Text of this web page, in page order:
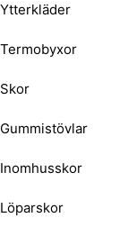
Ytterkläder
Termobyxor
Skor
Gummistövlar
Inomhusskor
Löparskor